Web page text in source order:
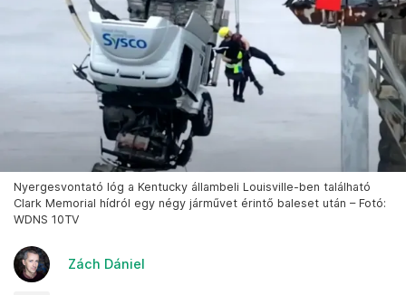
Nyergesvontató lóg a Kentucky állambeli Louisville-ben található
Clark Memorial hídról egy négy járművet érintő baleset után – Fotó:
WDNS 10TV
Zách Dániel